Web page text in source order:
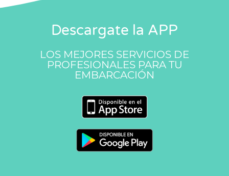
Descargate la APP
LOS MEJORES SERVICIOS DE
PROFESIONALES PARA TU
EMBARCACIÓN